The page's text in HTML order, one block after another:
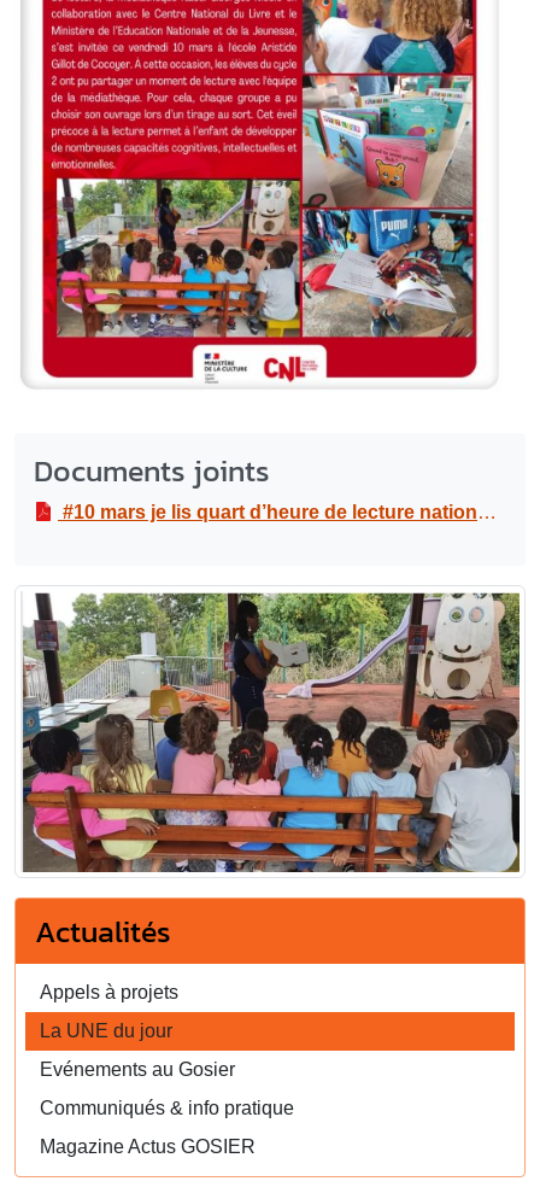
Documents joints
#10 mars je lis quart d’heure de lecture national
Actualités
Appels à projets
La UNE du jour
Evénements au Gosier
Communiqués & info pratique
Magazine Actus GOSIER